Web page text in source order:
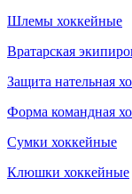
Шлемы хоккейные
Вратарская
Защита нательная
Форма командная
Сумки хоккейные
Клюшки хоккейные